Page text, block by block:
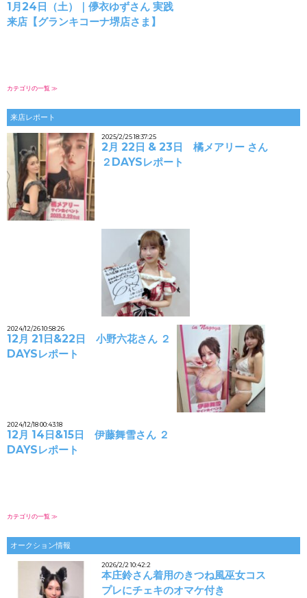
1月24日（土）｜儚衣ゆずさん 実践
来店【グランキコーナ堺店さま】
カテゴリの一覧 ≫
来店レポート
2025/2/25 18:37:25
2月 22日 & 23日 橘メアリー さん
２DAYSレポート
2024/12/26 10:58:26
12月 21日&22日 小野六花さん ２
DAYSレポート
2024/12/18 00:43:18
12月 14日&15日 伊藤舞雪さん ２
DAYSレポート
カテゴリの一覧 ≫
オークション情報
2026/2/2 10:42:2
本庄鈴さん着用のきつね風巫女コス
プレにチェキのオマケ付き